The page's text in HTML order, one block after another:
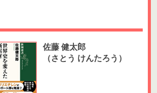
佐藤 健太郎
（さとう けんたろう）